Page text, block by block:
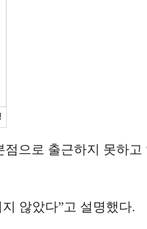
으로 출근하지 못하고
않았다”고 설명했다.